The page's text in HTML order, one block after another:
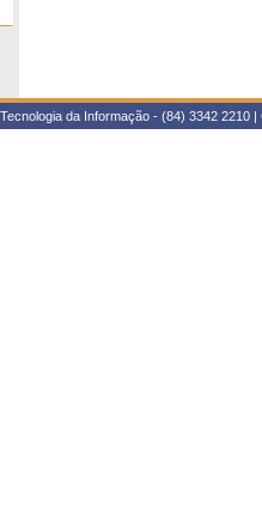
da Informação - (84) 3342